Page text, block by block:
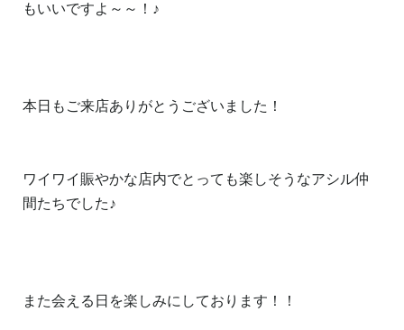
もいいですよ～～！♪
本日もご来店ありがとうございました！
ワイワイ賑やかな店内でとっても楽しそうなアシル仲
間たちでした♪
また会える日を楽しみにしております！！